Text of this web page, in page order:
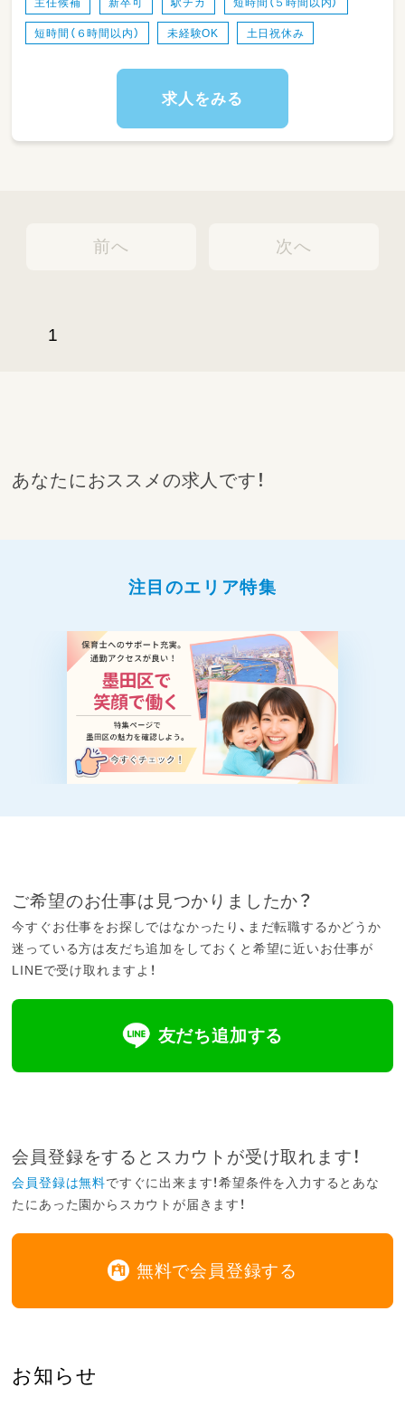
主任候補 新卒可 駅チカ 短時間（５時間以内）
短時間（６時間以内） 未経験OK 土日祝休み
求人をみる
前へ
1
次へ
あなたにおススメの求人です！
注目のエリア特集
ご希望のお仕事は見つかりましたか？
今すぐお仕事をお探しではなかったり、まだ転職するかどうか
迷っている方は友だち追加をしておくと希望に近いお仕事が
LINEで受け取れますよ！
友だち追加する
会員登録をするとスカウトが受け取れます！
会員登録は無料ですぐに出来ます！希望条件を入力するとあな
たにあった園からスカウトが届きます！
無料で会員登録する
お知らせ